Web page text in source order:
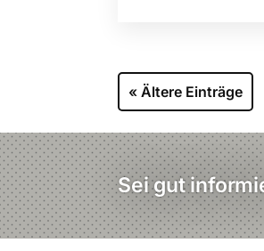
« Ältere Einträge
Sei gut